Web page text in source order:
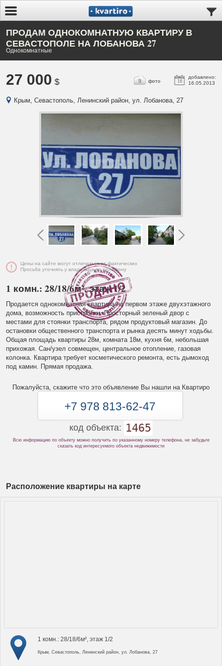
ПРОДАМ ОДНОКОМНАТНУЮ КВАРТИРУ В
СЕВАСТОПОЛЕ НА ЛОБАНОВА 27
Однокомнатные
27 000 $ 16
добавлено:
16.05.2013
9 фото
Крым, Севастополь, Ленинский район, ул. Лобанова, 27
Цены на сайте могут отличаться от фактических
Просьба уточнять у владельца по телефону
1 комн.: 28/18/6м², этаж 1/2
Продается однокомнатная квартира на первом этаже двухэтажного
дома, возможность пристройки. Просторный зеленый двор с
местами для стоянки транспорта, рядом продуктовый магазин. До
остановки общественного транспорта и рынка десять минут ходьбы.
Общая площадь квартиры 28м, комната 18м, кухня 6м, небольшая
прихожая. Сан/узел совмещен, центральное отопление, газовая
колонка. Квартира требует косметического ремонта, есть дымоход
под камин. Прямая продажа.
Пожалуйста, скажите что это объявление Вы нашли на Квартиро
+7 978 813-62-47
код объекта: 1465
Всю информацию по объекту можно получить по указанному номеру телефона, не забудьте
сказать код интересуемого объекта недвижимости
Расположение квартиры на карте
1 комн.: 28/18/6м², этаж 1/2
Крым, Севастополь, Ленинский район, ул. Лобанова, 27